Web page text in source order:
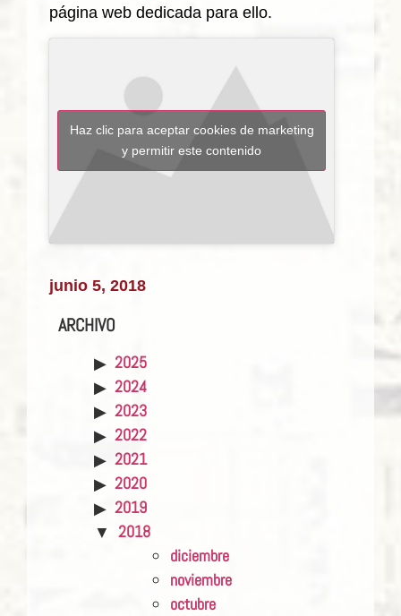
página web dedicada para ello.
Haz clic para aceptar cookies de marketing
y permitir este contenido
junio 5, 2018
ARCHIVO
2025
2024
2023
2022
2021
2020
2019
2018
diciembre
noviembre
octubre